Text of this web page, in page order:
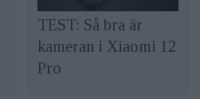
TEST: Så bra är
kameran i Xiaomi 12
Pro